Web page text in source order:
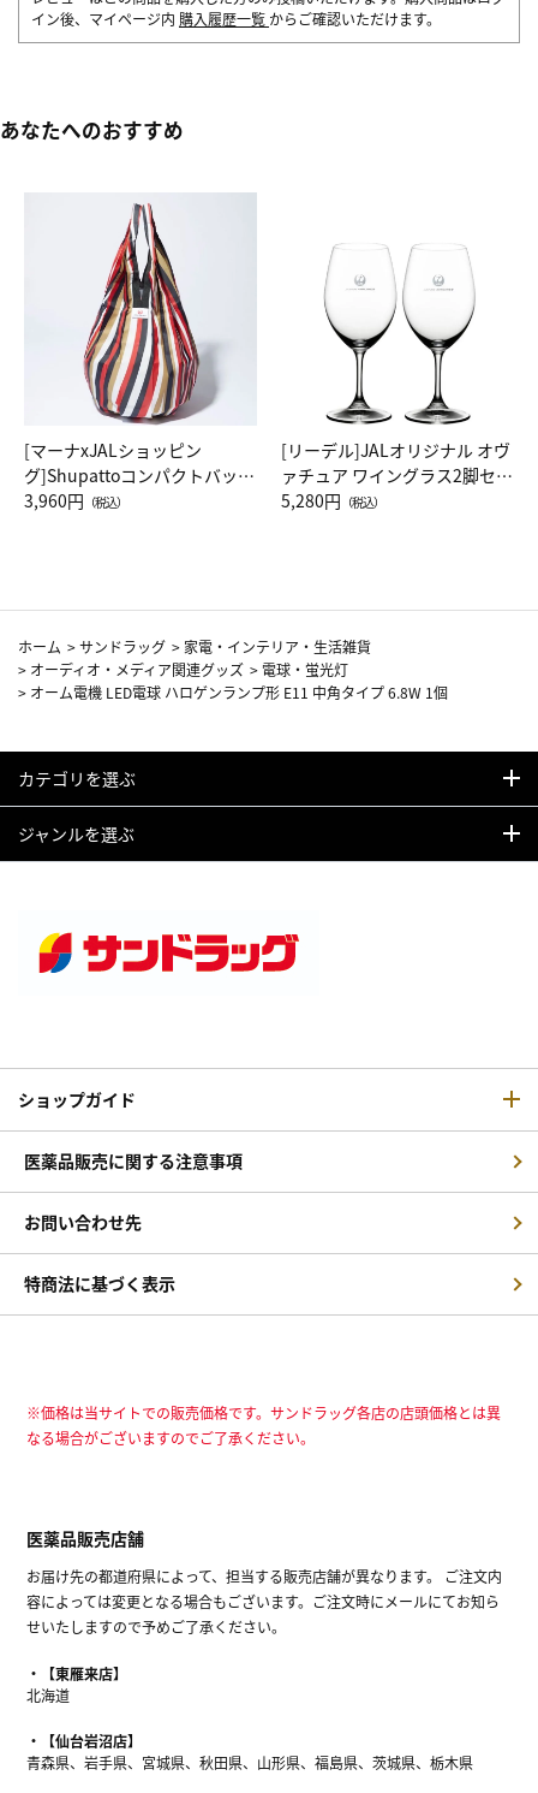
イン後、マイページ内 購入履歴一覧 からご確認いただけます。
あなたへのおすすめ
[マーナxJALショッピン
グ]Shupattoコンパクトバッグ
Drop JAL客室乗務員（LC）ス
3,960円 （税込）
[リーデル]JALオリジナル オヴ
ァチュア ワイングラス2脚セッ
ト（レッドワイン）
5,280円 （税込）
ホーム >サンドラッグ > 家電・インテリア・生活雑貨
> オーディオ・メディア関連グッズ > 電球・蛍光灯
> オーム電機 LED電球 ハロゲンランプ形 E11 中角タイプ 6.8W 1個
カテゴリを選ぶ
ジャンルを選ぶ
ショップガイド
医薬品販売に関する注意事項
お問い合わせ先
特商法に基づく表示
※価格は当サイトでの販売価格です。サンドラッグ各店の店頭価格とは異
なる場合がございますのでご了承ください。
医薬品販売店舗
お届け先の都道府県によって、担当する販売店舗が異なります。 ご注文内
容によっては変更となる場合もございます。ご注文時にメールにてお知ら
せいたしますので予めご了承ください。
【東雁来店】
北海道
【仙台岩沼店】
青森県、岩手県、宮城県、秋田県、山形県、福島県、茨城県、栃木県